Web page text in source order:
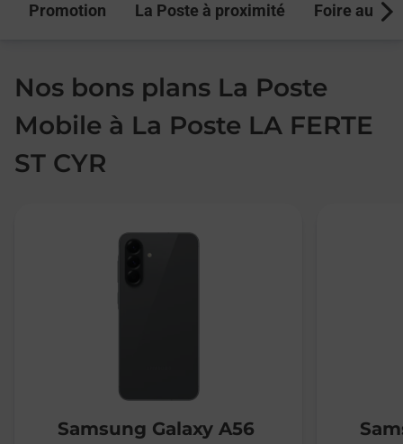
Promotion La Poste à proximité Foire aux
Nos bons plans La Poste
Mobile à La Poste LA FERTE
ST CYR
Samsung Galaxy A56